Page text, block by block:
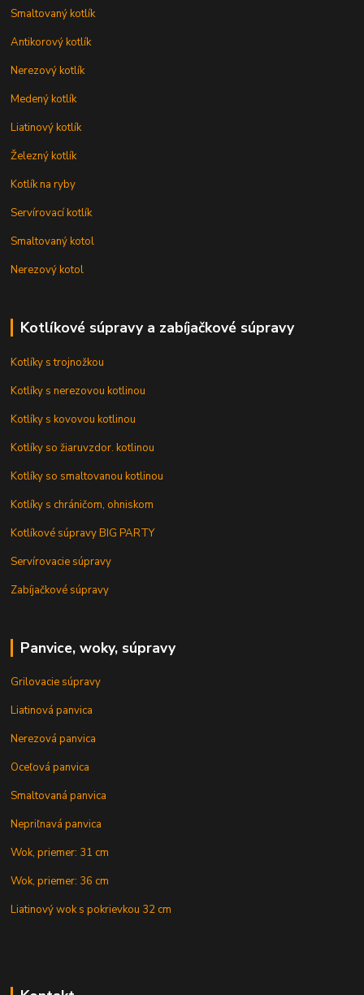
Smaltovaný kotlík
Antikorový kotlík
Nerezový kotlík
Medený kotlík
Liatinový kotlík
Železný kotlík
Kotlík na ryby
Servírovací kotlík
Smaltovaný kotol
Nerezový kotol
Kotlíkové súpravy a zabíjačkové súpravy
Kotlíky s trojnožkou
Kotlíky s nerezovou kotlinou
Kotlíky s kovovou kotlinou
Kotlíky so žiaruvzdor. kotlinou
Kotlíky so smaltovanou kotlinou
Kotlíky s chráničom, ohniskom
Kotlíkové súpravy BIG PARTY
Servírovacie súpravy
Zabíjačkové súpravy
Panvice, woky, súpravy
Grilovacie súpravy
Liatinová panvica
Nerezová panvica
Oceľová panvica
Smaltovaná panvica
Nepriľnavá panvica
Wok, priemer: 31 cm
Wok, priemer: 36 cm
Liatinový wok s pokrievkou 32 cm